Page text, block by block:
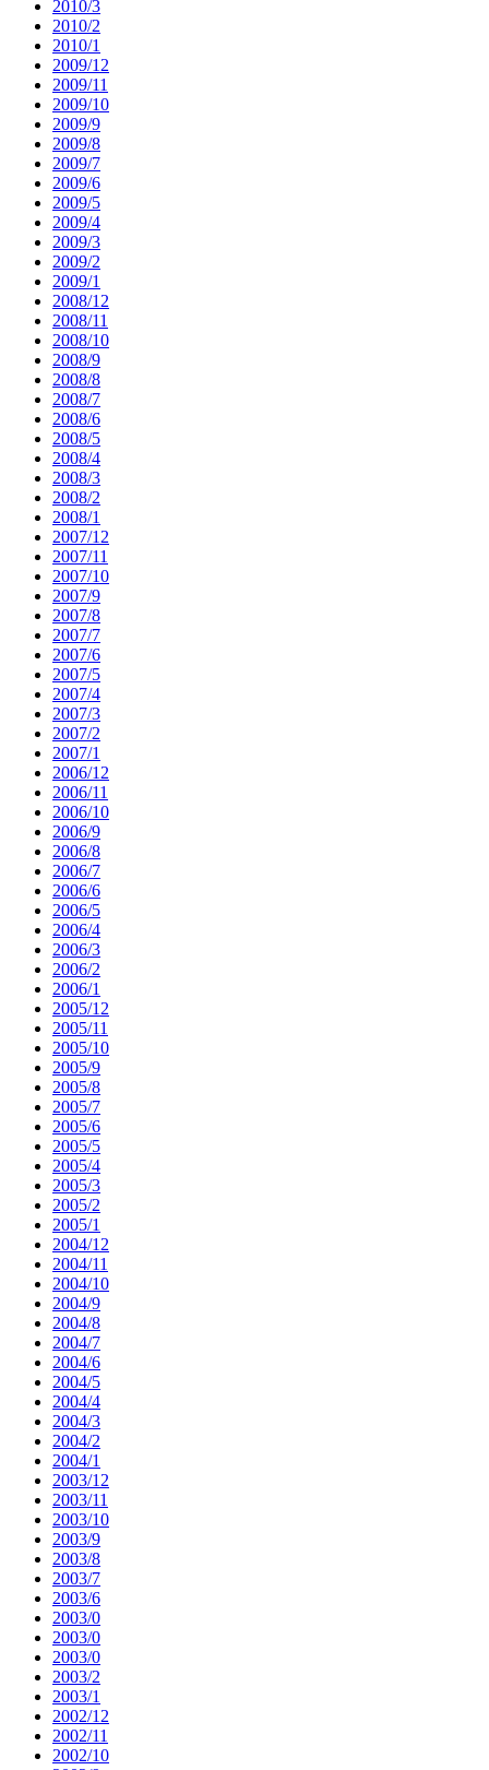
2010/3
2010/2
2010/1
2009/12
2009/11
2009/10
2009/9
2009/8
2009/7
2009/6
2009/5
2009/4
2009/3
2009/2
2009/1
2008/12
2008/11
2008/10
2008/9
2008/8
2008/7
2008/6
2008/5
2008/4
2008/3
2008/2
2008/1
2007/12
2007/11
2007/10
2007/9
2007/8
2007/7
2007/6
2007/5
2007/4
2007/3
2007/2
2007/1
2006/12
2006/11
2006/10
2006/9
2006/8
2006/7
2006/6
2006/5
2006/4
2006/3
2006/2
2006/1
2005/12
2005/11
2005/10
2005/9
2005/8
2005/7
2005/6
2005/5
2005/4
2005/3
2005/2
2005/1
2004/12
2004/11
2004/10
2004/9
2004/8
2004/7
2004/6
2004/5
2004/4
2004/3
2004/2
2004/1
2003/12
2003/11
2003/10
2003/9
2003/8
2003/7
2003/6
2003/0
2003/0
2003/0
2003/2
2003/1
2002/12
2002/11
2002/10